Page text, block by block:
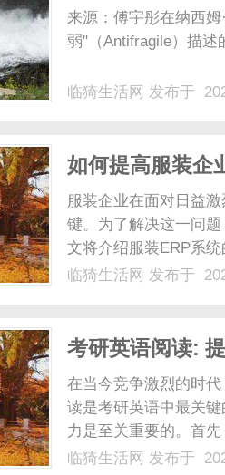
力？
来源：傅宇彤在纳西
弱"（Antifragile）描述
临猗生活网 发布于
如何提高服装企
服装企业在面对日益
键。为了解决这一问
文将介绍服装ERP系
服装ERP系统是一种
临猗生活网 发布于
考研英语阅读:
在当今竞争激烈的时
读是考研英语中最关
力是至关重要的。首
是必不可少的。坚持
临猗生活网 发布于